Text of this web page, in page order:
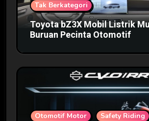
Tak Berkategori
Toyota bZ3X Mobil Listrik
Buruan Pecinta Otomotif
Otomotif Motor Safety Riding